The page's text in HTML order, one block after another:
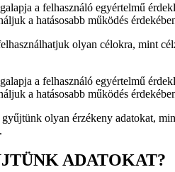
a felhasználó egyértelmű
a hatásosabb működés
olyan célokra, mint
a felhasználó egyértelmű
a hatásosabb működés
olyan érzékeny adatokat,
ADATOKAT?